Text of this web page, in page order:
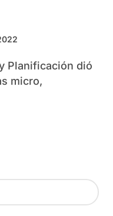
micro,